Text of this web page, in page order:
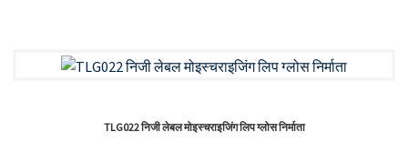
TLG022 निजी लेबल मोइस्चराइजिंग लिप ग्लोस निर्माता